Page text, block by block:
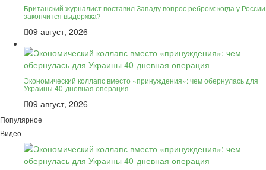
Британский журналист поставил Западу вопрос ребром: когда у России
закончится выдержка?
09 август, 2026
Экономический коллапс вместо «принуждения»: чем обернулась для
Украины 40-дневная операция
09 август, 2026
Популярное
Видео